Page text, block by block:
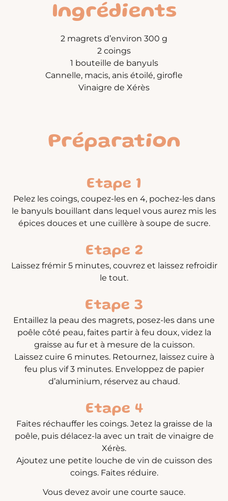
Ingrédients
2 magrets d’environ 300 g
2 coings
1 bouteille de banyuls
Cannelle, macis, anis étoilé, girofle
Vinaigre de Xérès
Préparation
Etape 1
Pelez les coings, coupez-les en 4, pochez-les dans
le banyuls bouillant dans lequel vous aurez mis les
épices douces et une cuillère à soupe de sucre.
Etape 2
Laissez frémir 5 minutes, couvrez et laissez refroidir
le tout.
Etape 3
Entaillez la peau des magrets, posez-les dans une
poêle côté peau, faites partir à feu doux, videz la
graisse au fur et à mesure de la cuisson.
Laissez cuire 6 minutes. Retournez, laissez cuire à
feu plus vif 3 minutes. Enveloppez de papier
d’aluminium, réservez au chaud.
Etape 4
Faites réchauffer les coings. Jetez la graisse de la
poêle, puis délacez-la avec un trait de vinaigre de
Xérès.
Ajoutez une petite louche de vin de cuisson des
coings. Faites réduire.
Vous devez avoir une courte sauce.